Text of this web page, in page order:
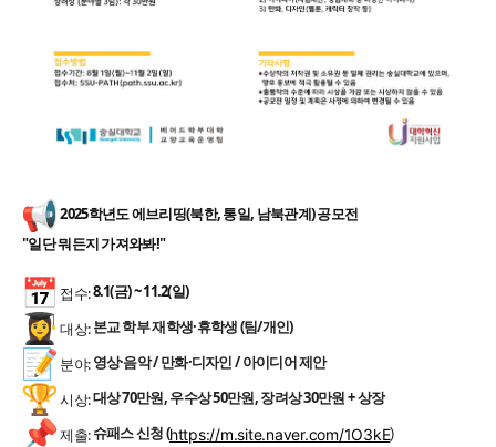
2025학년도 에브리띵(북한, 통일, 남북관계)공모전
"일단 뭐든지 가져와봐!"
접수:8.1(금) ~ 11.2(일)
대상:본교 학부 재학생·휴학생 (팀/개인)
분야:영상·음악 / 만화·디자인 / 아이디어 제안
시상:대상 70만원, 우수상 50만원, 장려상 30만원 + 상장
제출:슈패스 신청 (https://m.site.naver.com/1O3kE)